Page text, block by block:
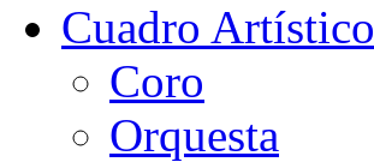
Cuadro Artístico
Coro
Orquesta